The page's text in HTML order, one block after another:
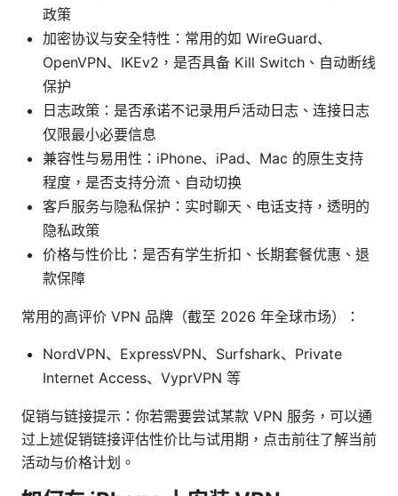
政策
加密协议与安全特性：常用的如 WireGuard、
OpenVPN、IKEv2，是否具备 Kill Switch、自动断线
保护
日志政策：是否承诺不记录用户活动日志、连接日志
仅限最小必要信息
兼容性与易用性：iPhone、iPad、Mac 的原生支持
程度，是否支持分流、自动切换
客户服务与隐私保护：实时聊天、电话支持，透明的
隐私政策
价格与性价比：是否有学生折扣、长期套餐优惠、退
款保障
常用的高评价 VPN 品牌（截至 2026 年全球市场）：
NordVPN、ExpressVPN、Surfshark、Private
Internet Access、VyprVPN 等
促销与链接提示：你若需要尝试某款 VPN 服务，可以通
过上述促销链接评估性价比与试用期，点击前往了解当前
活动与价格计划。